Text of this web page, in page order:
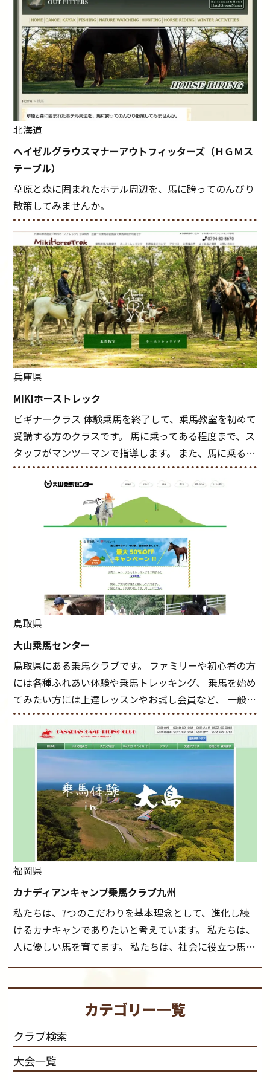
北海道
ヘイゼルグラウスマナーアウトフィッターズ（ＨＧＭス
テーブル）
草原と森に囲まれたホテル周辺を、馬に跨ってのんびり
散策してみませんか。
兵庫県
MIKIホーストレック
ビギナークラス 体験乗馬を終了して、乗馬教室を初めて
受講する方のクラスです。 馬に乗ってある程度まで、ス
タッフがマンツーマンで指導します。 また、馬に乗るだ
けでなく、馬の手入れや馬装（鞍などを装着する） も
このクラスで把握し、「馬に触れること」にも慣れてい
きましょう。 スタートクラス ビギナークラスで単独で
軽速歩(けいはやあし)ができるようになったら スタート
クラスへ。 グループレッスンで馬のスピードを調整し
ながら 軽速歩・正反撞(せいはんどう)を学びます。 安定
した手綱操作と軽速歩・正反撞ができるようになれば
駈歩(かけあし)練習に入ります。 ホップクラス スタート
クラスで常歩(なみあし)や 速歩、駈歩の初歩をマスター
したら、 次は部班にて駈歩を含めた誘導練習を行いま
しょう。 ステップクラス ホップクラスまでに練習した
の扶助操作や誘導方法を身につけましょう。 注意事項
◆馬場使用状況により、使用する馬場はこちらで決定い
たしますのでご了承ください ◆基本は雨天決行です
が、落雷・強風等のより、安全上急遽中止させていただ
く場合がございます。 ◆三木ホースランドパークの協議
会や講習会等により、一部レッスンが中止になる場合が
ございます。 その際、ご予約いただいている皆様には事
前にご連絡いたします。MIKIホーストレックのツアー
はこちら
鳥取県
大山乗馬センター
鳥取県にある乗馬クラブです。 ファミリーや初心者の方
には各種ふれあい体験や乗馬トレッキング、 乗馬を始め
てみたい方には上達レッスンやお試し会員など、 一般の
方に幅広くお楽しみいただける施設を目指しています。
また、お手軽（低価格）に会員になったり自分の馬を持
つことのできる乗馬クラブでもあり、 健康や趣味、スポ
ーツ競技として、老若男女様々な方が、日々乗馬をお楽
しみいただいています。 なお、ゴールデンウィークと夏
休み期間中は無休で営業していますので、ぜひご家族で
お越しください！大山乗馬センターの紹介記事はこち
福岡県
カナディアンキャンプ乗馬クラブ九州
私たちは、7つのこだわりを基本理念として、進化し続
けるカナキャンでありたいと考えています。 私たちは、
人に優しい馬を育てます。 私たちは、社会に役立つ馬を
生産します。 私たちは、馬や人々に癒しとなる環境を守
さと魅力を追求します。 私たちは、馬の品種と血統にこ
だわります。 私たちは、乗用馬の質の向上を目指し、生
産･育成･調教を一貫して行います。カナディアンキャ
ンプ乗馬クラブ九州のツアー情報はこちら
カテゴリー一覧
クラブ検索
大会一覧